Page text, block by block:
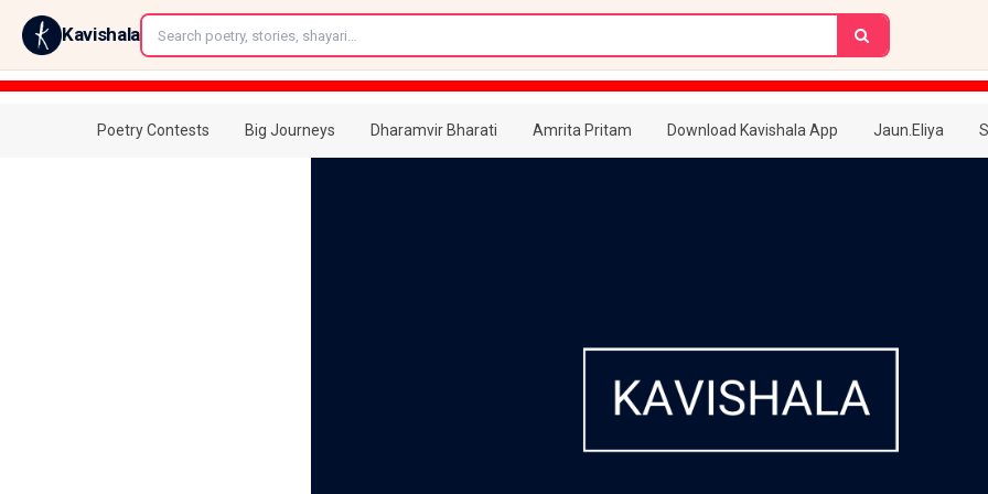
Kavishala
Poetry Contests Big Journeys Dharamvir Bharati Amrita Pritam Download Kavishala App Jaun.Eliya